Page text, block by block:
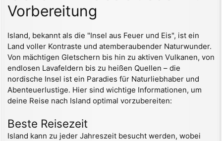
Vorbereitung
Island, bekannt als die "Insel aus Feuer und Eis", ist ein
Land voller Kontraste und atemberaubender Naturwunder.
Von mächtigen Gletschern bis hin zu aktiven Vulkanen, von
endlosen Lavafeldern bis zu heißen Quellen – die
nordische Insel ist ein Paradies für Naturliebhaber und
Abenteuerlustige. Hier sind wichtige Informationen, um
deine Reise nach Island optimal vorzubereiten:
Beste Reisezeit
Island kann zu jeder Jahreszeit besucht werden, wobei